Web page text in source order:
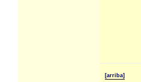
[arriba]